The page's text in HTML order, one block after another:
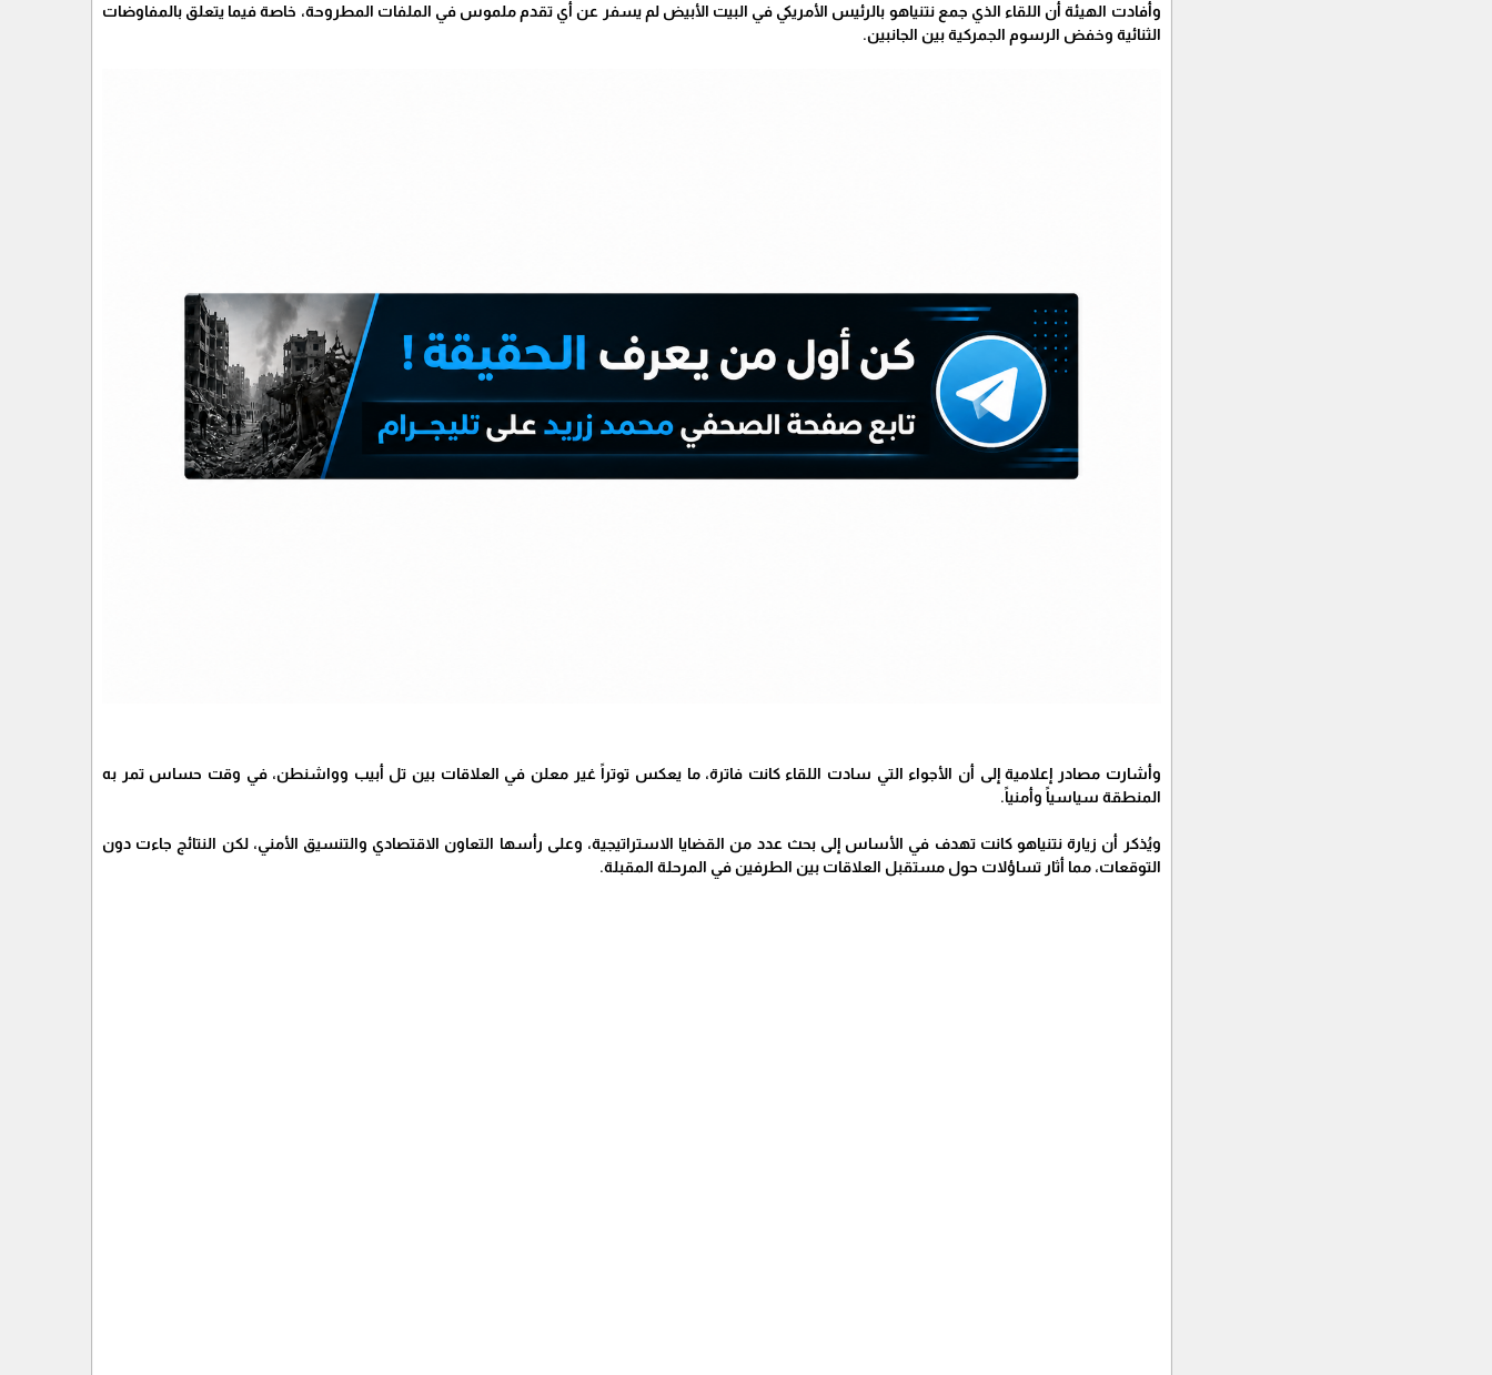
وأفادت الهيئة أن اللقاء الذي جمع نتنياهو بالرئيس الأمريكي في البيت الأبيض لم يسفر عن أي تقدم ملموس في الملفات المطروحة، خاصة فيما يتعلق بالمفاوضات
الثنائية وخفض الرسوم الجمركية بين الجانبين.
وأشارت مصادر إعلامية إلى أن الأجواء التي سادت اللقاء كانت فاترة، ما يعكس توتراً غير معلن في العلاقات بين تل أبيب وواشنطن، في وقت حساس تمر به
المنطقة سياسياً وأمنياً.
ويُذكر أن زيارة نتنياهو كانت تهدف في الأساس إلى بحث عدد من القضايا الاستراتيجية، وعلى رأسها التعاون الاقتصادي والتنسيق الأمني، لكن النتائج جاءت دون
التوقعات، مما أثار تساؤلات حول مستقبل العلاقات بين الطرفين في المرحلة المقبلة.